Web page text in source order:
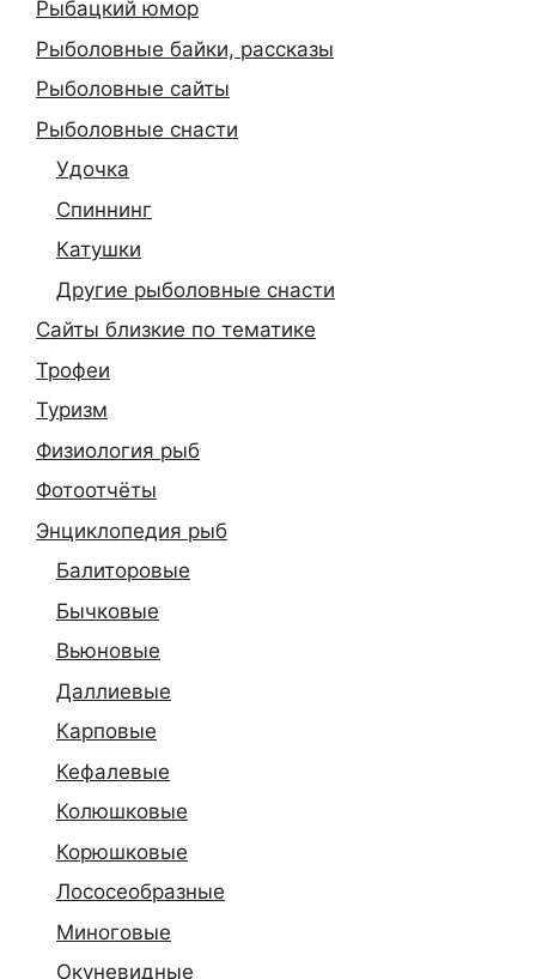
Рыбацкий юмор
Рыболовные байки, рассказы
Рыболовные сайты
Рыболовные снасти
Удочка
Спиннинг
Катушки
Другие рыболовные снасти
Сайты близкие по тематике
Трофеи
Туризм
Физиология рыб
Фотоотчёты
Энциклопедия рыб
Балиторовые
Бычковые
Вьюновые
Даллиевые
Карповые
Кефалевые
Колюшковые
Корюшковые
Лососеобразные
Миноговые
Окуневидные